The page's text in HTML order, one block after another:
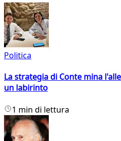
Politica
La strategia di Conte mina
un labirinto
1 min di lettura